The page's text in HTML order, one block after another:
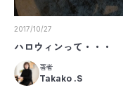
2017/10/27
ハロウィンって・・・
著者
Takako .S